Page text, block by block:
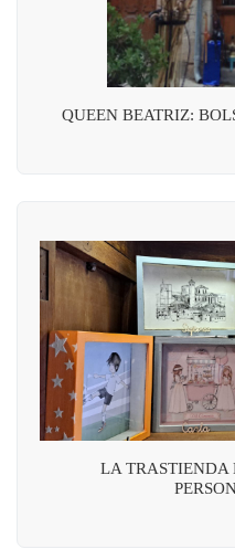
QUEEN BEATRIZ:
LA TRASTIENDA